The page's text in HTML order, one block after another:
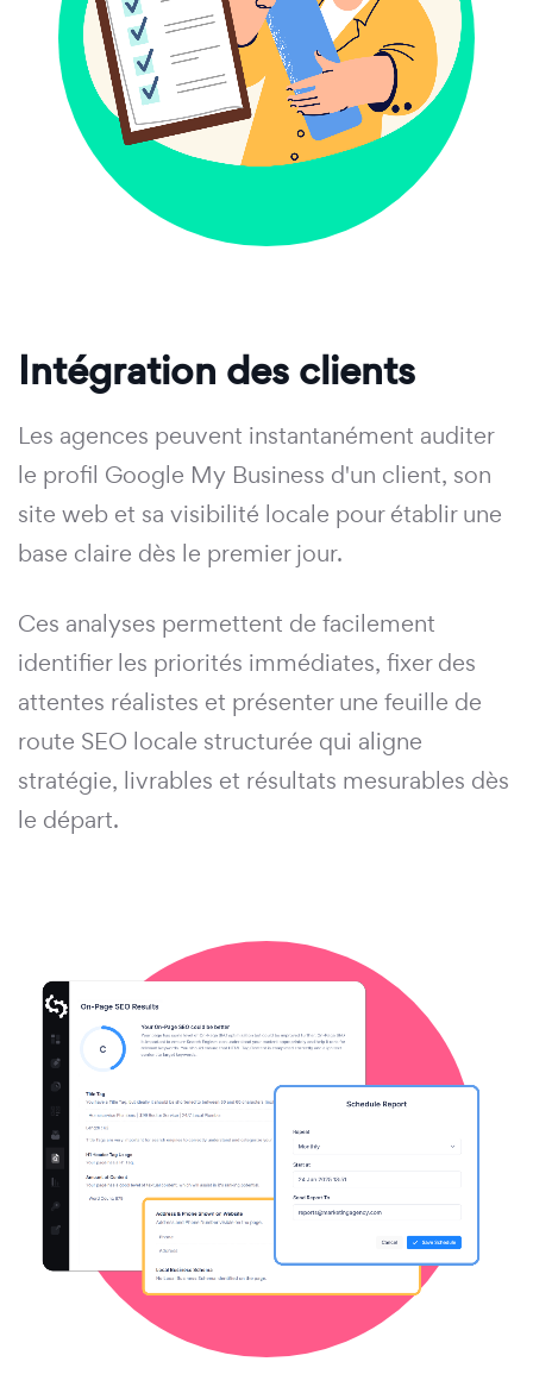
Intégration des clients
Les agences peuvent instantanément auditer
le profil Google My Business d'un client, son
site web et sa visibilité locale pour établir une
base claire dès le premier jour.
Ces analyses permettent de facilement
identifier les priorités immédiates, fixer des
attentes réalistes et présenter une feuille de
route SEO locale structurée qui aligne
stratégie, livrables et résultats mesurables dès
le départ.